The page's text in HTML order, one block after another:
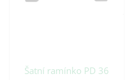
Šatní ramínko PD 36